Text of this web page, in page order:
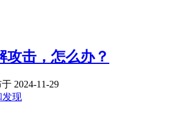
攻击，怎么办？
2024-11-29
发现